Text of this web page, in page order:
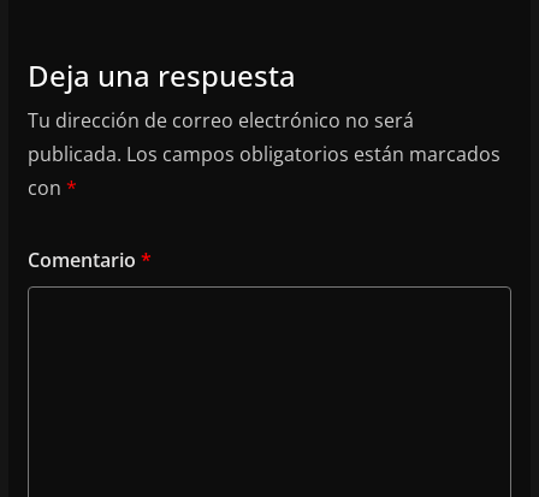
Deja una respuesta
Tu dirección de correo electrónico no será
publicada. Los campos obligatorios están marcados
con *
Comentario *